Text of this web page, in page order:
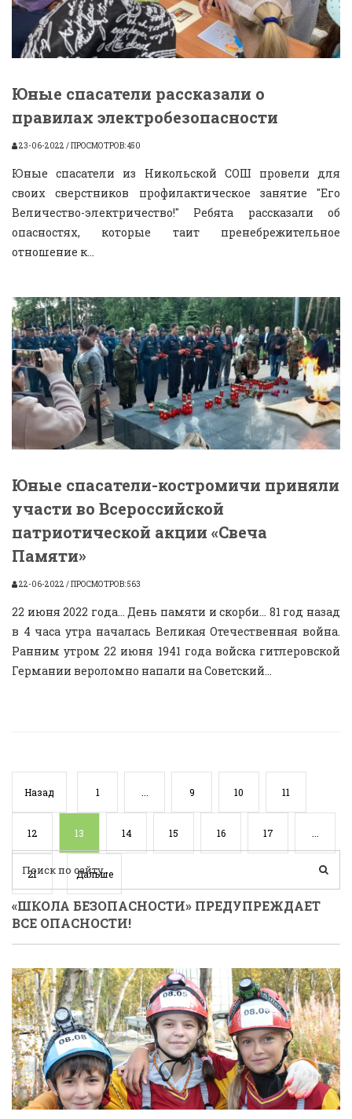
Юные спасатели рассказали о
правилах электробезопасности
23-06-2022 / ПРОСМОТРОВ: 450
Юные спасатели из Никольской СОШ провели для
своих сверстников профилактическое занятие "Его
Величество-электричество!" Ребята рассказали об
опасностях, которые таит пренебрежительное
отношение к...
Юные спасатели-костромичи приняли
участи во Всероссийской
патриотической акции «Свеча
Памяти»
22-06-2022 / ПРОСМОТРОВ: 563
22 июня 2022 года… День памяти и скорби… 81 год назад
в 4 часа утра началась Великая Отечественная война.
Ранним утром 22 июня 1941 года войска гитлеровской
Германии вероломно напали на Советский...
Назад 1 9 10 11
12 13 14 15 16 17
21 Дальше
«ШКОЛА БЕЗОПАСНОСТИ» ПРЕДУПРЕЖДАЕТ
ВСЕ ОПАСНОСТИ!